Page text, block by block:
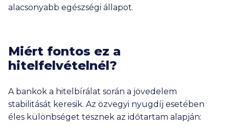
alacsonyabb egészségi állapot.
Miért fontos ez a
hitelfelvételnél?
A bankok a hitelbírálat során a jövedelem
stabilitását keresik. Az özvegyi nyugdíj esetében
éles különbséget tesznek az időtartam alapján: